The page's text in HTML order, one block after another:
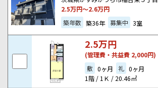
2.5万円～2.6万円
築年数 築36年 募集中 3室
2.5万円
(管理費・共益費 2,000円)
敷 0ヶ月 礼 0ヶ月
1階 / 1Ｋ / 20.46㎡